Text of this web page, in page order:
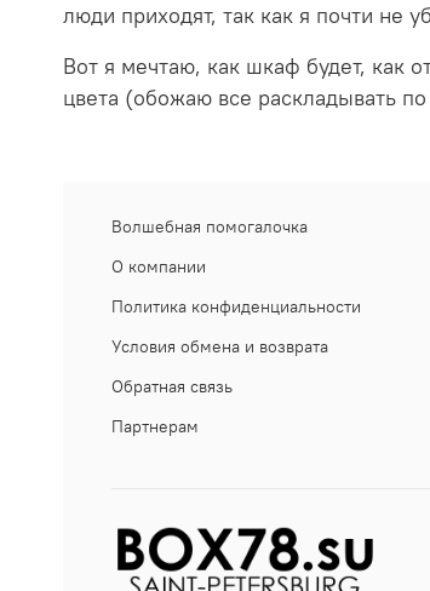
люди приходят, так как я почти не
Вот я мечтаю, как шкаф будет, как
цвета (обожаю все раскладывать
Волшебная помогалочка
О компании
Политика конфиденциальности
Условия обмена и возврата
Обратная связь
Партнерам